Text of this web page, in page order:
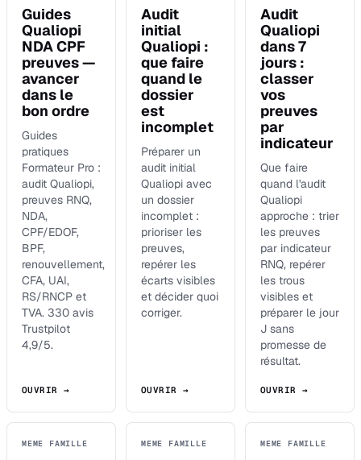
Guides
Qualiopi
NDA CPF
preuves —
avancer
dans le
bon ordre
Guides
pratiques
Formateur Pro :
audit Qualiopi,
preuves RNQ,
NDA,
CPF/EDOF,
BPF,
renouvellement,
CFA, UAI,
RS/RNCP et
TVA. 330 avis
Trustpilot
4,9/5.
OUVRIR →
Audit
initial
Qualiopi :
que faire
quand le
dossier
est
incomplet
Préparer un
audit initial
Qualiopi avec
un dossier
incomplet :
prioriser les
preuves,
repérer les
écarts visibles
et décider quoi
corriger.
OUVRIR →
Audit
Qualiopi
dans 7
jours :
classer
vos
preuves
par
indicateur
Que faire
quand l'audit
Qualiopi
approche : trier
les preuves
par indicateur
RNQ, repérer
les trous
visibles et
préparer le jour
J sans
promesse de
résultat.
OUVRIR →
MEME FAMILLE MEME FAMILLE MEME FAMILLE